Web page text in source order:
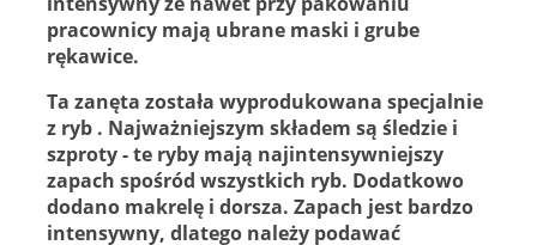
pracownicy mają ubrane maski i grube
rękawice.
Ta zanęta została wyprodukowana specjalnie
z ryb . Najważniejszym składem są śledzie i
szproty - te ryby mają najintensywniejszy
zapach spośród wszystkich ryb. Dodatkowo
dodano makrelę i dorsza. Zapach jest bardzo
intensywny, dlatego należy podawać